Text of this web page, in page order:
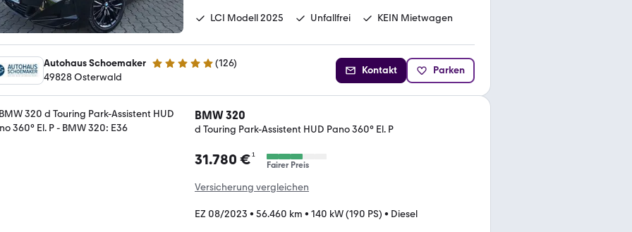
LCI Modell 2025 Unfallfrei KEIN Mietwagen
Autohaus Schoemaker 4.9 Sterne (126)
49828 Osterwald
Kontakt Parken
BMW 320
d Touring Park-Assistent HUD Pano 360° El. P
31.780 €¹
Fairer Preis
Versicherung vergleichen
EZ 08/2023 • 56.460 km • 140 kW (190 PS) • Diesel